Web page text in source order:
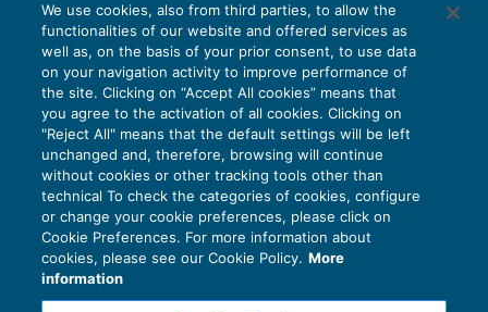
EU AI Act e studi professionali: le
scadenze concrete
27 Luglio 2026
di Diego BarberieStefano Dovier
Privacy Policy
Cookie Policy
We use cookies, also from third parties, to allow the
functionalities of our website and offered services as
well as, on the basis of your prior consent, to use data
on your navigation activity to improve performance of
the site. Clicking on “Accept All cookies” means that
you agree to the activation of all cookies. Clicking on
"Reject All" means that the default settings will be left
unchanged and, therefore, browsing will continue
without cookies or other tracking tools other than
technical To check the categories of cookies, configure
or change your cookie preferences, please click on
Cookie Preferences. For more information about
cookies, please see our Cookie Policy. More
information